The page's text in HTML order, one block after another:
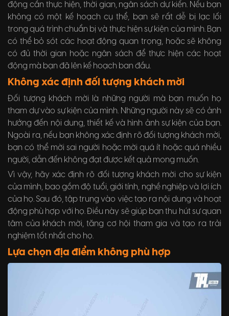
động cần thực hiện, thời gian, ngân sách dự kiến. Nếu bạn
không có một kế hoạch cụ thể, bạn sẽ rất dễ bị lạc lối
trong quá trình chuẩn bị và thực hiện sự kiện của mình. Bạn
có thể bỏ sót các hoạt động quan trọng, hoặc sẽ không
có đủ thời gian hoặc ngân sách để thực hiện các hoạt
động mà bạn đã lên kế hoạch ban đầu.
Không xác định đối tượng khách mời
Đối tượng khách mời là những người mà bạn muốn họ
tham dự vào sự kiện của mình. Những người này sẽ có ảnh
hưởng đến nội dung, thiết kế và hình ảnh sự kiện của bạn.
Ngoài ra, nếu bạn không xác định rõ đối tượng khách mời,
bạn có thể mời sai người hoặc mời quá ít hoặc quá nhiều
người, dẫn đến không đạt được kết quả mong muốn.
Vì vậy, hãy xác định rõ đối tượng khách mời cho sự kiện
của mình, bao gồm độ tuổi, giới tính, nghề nghiệp và lợi ích
của họ. Sau đó, tập trung vào việc tạo ra nội dung và hoạt
động phù hợp với họ. Điều này sẽ giúp bạn thu hút sự quan
tâm của khách mời, tăng cơ hội tham gia và tạo ra trải
nghiệm tốt nhất cho họ.
Lựa chọn địa điểm không phù hợp